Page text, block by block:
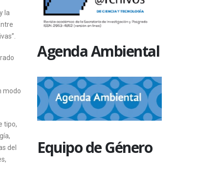
la
modo
tipo,
del
Agenda Ambiental
Equipo de Género